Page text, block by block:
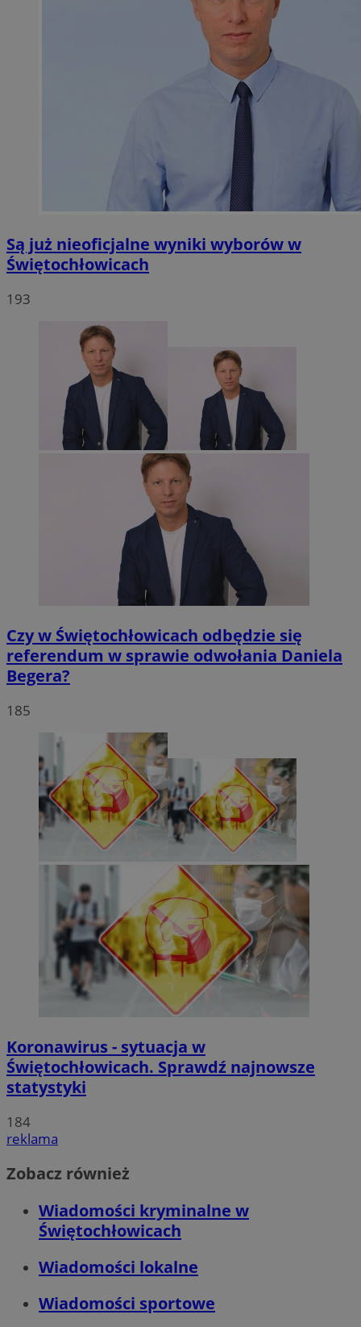
Są już nieoficjalne wyniki wyborów w
Świętochłowicach
193
Czy w Świętochłowicach odbędzie się
referendum w sprawie odwołania Daniela
Begera?
185
Koronawirus - sytuacja w
Świętochłowicach. Sprawdź najnowsze
statystyki
184
reklama
Zobacz również
Wiadomości kryminalne w
Świętochłowicach
Wiadomości lokalne
Wiadomości sportowe